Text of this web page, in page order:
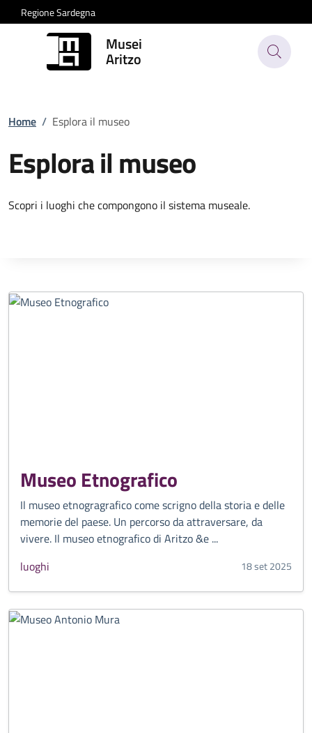
Regione Sardegna
Musei
Aritzo
Home / Esplora il museo
Esplora il museo
Scopri i luoghi che compongono il sistema museale.
Museo Etnografico
Il museo etnogragrafico come scrigno della storia e delle
memorie del paese. Un percorso da attraversare, da
vivere. Il museo etnografico di Aritzo &e ...
CATEGORIA CORRELATA:
luoghi 18 set 2025